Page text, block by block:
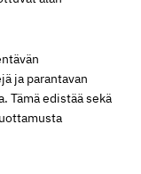
ja parantavan
edistää sekä